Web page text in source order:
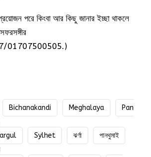
পরে কিংবা আর কিছু জানার ইচ্ছা থাকলে
01707500505.)
Bichanakandi Meghalaya
Pan
Sylhet ঝর্ণা
পানথুমাই